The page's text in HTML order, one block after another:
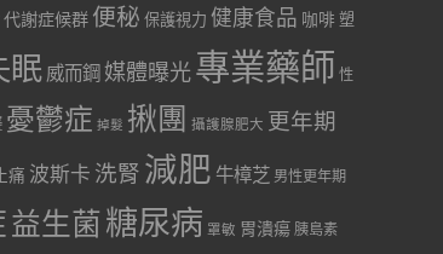
代謝症候群 便秘 保護視力 健康食品 咖啡 塑
眠 威而鋼 媒體曝光專業藥師 性
憂鬱症 掉髮 揪團 攝護腺肥大 更年期
痛 波斯卡 洗腎 減肥 牛樟芝 男性更年期
益生菌 糖尿病 罩敏 胃潰瘍 胰島素